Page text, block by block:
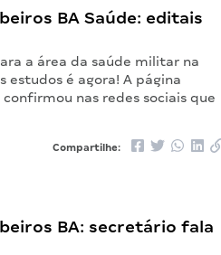
BA Saúde: editais
a área da saúde militar na
estudos é agora! A página
nas redes sociais que
Compartilhe:
BA: secretário fala